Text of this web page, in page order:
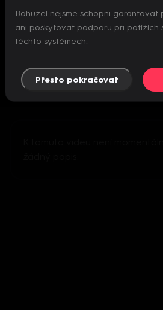
Nepodařilo se
Bohužel nejsme schopni garantovat
ani poskytovat podporu při potížích
těchto systémech.
Přesto pokračovat